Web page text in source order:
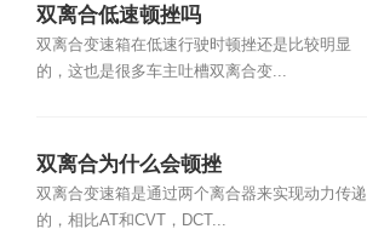
双离合低速顿挫吗
双离合变速箱在低速行驶时顿挫还是比较明显
的，这也是很多车主吐槽双离合变...
双离合为什么会顿挫
双离合变速箱是通过两个离合器来实现动力传递
的，相比AT和CVT，DCT...